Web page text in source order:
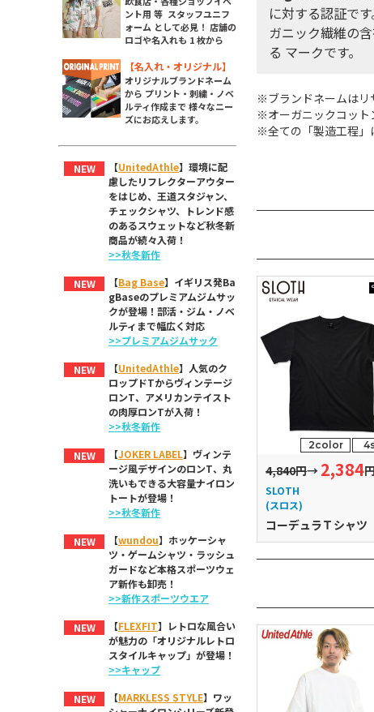
に対する認証で
ガニック繊維の
る マークです。
※ブランドネームはリ
※オーガニックコット
※全ての「製造工程」
2color
4,840円→ 2,384円
SLOTH
(スロス)
コーデュラＴシャツ
ント用 等 スタッフユニフ
ォーム として必見！ 店舗の
ロゴや名入れも 1 枚から
【名入れ・オリジナル】
オリジナルブランドネーム
から プリント・刺繍・ノベ
ルティ作成まで 様々なニー
ズにお応えします。
NEW 【UnitedAthle】環境に配
慮したリフレクターアウター
をはじめ、王道スタジャン、
チェックシャツ、トレンド感
のあるスウェットなど秋冬新
商品が続々入荷！
>>秋冬新作
NEW 【Bag Base】イギリス発Ba
gBaseのプレミアムジムサッ
クが登場！部活・ジム・ノベ
ルティまで幅広く対応
>>プレミアムジムサック
NEW 【UnitedAthle】人気のク
ロップドTからヴィンテージ
ロンT、アメリカンテイスト
の肉厚ロンTが入荷！
>>秋冬新作
NEW 【JOKER LABEL】ヴィンテ
ージ風デザインのロンT、丸
洗いもできる大容量ナイロン
トートが登場！
>>秋冬新作
NEW 【wundou】ホッケーシャ
ツ・ゲームシャツ・ラッシュ
ガードなど本格スポーツウェ
ア新作も卸売！
>>新作スポーツウエア
NEW 【FLEXFIT】レトロな風合い
が魅力の「オリジナルレトロ
スタイルキャップ」が登場！
>>キャップ
NEW 【MARKLESS STYLE】ワッ